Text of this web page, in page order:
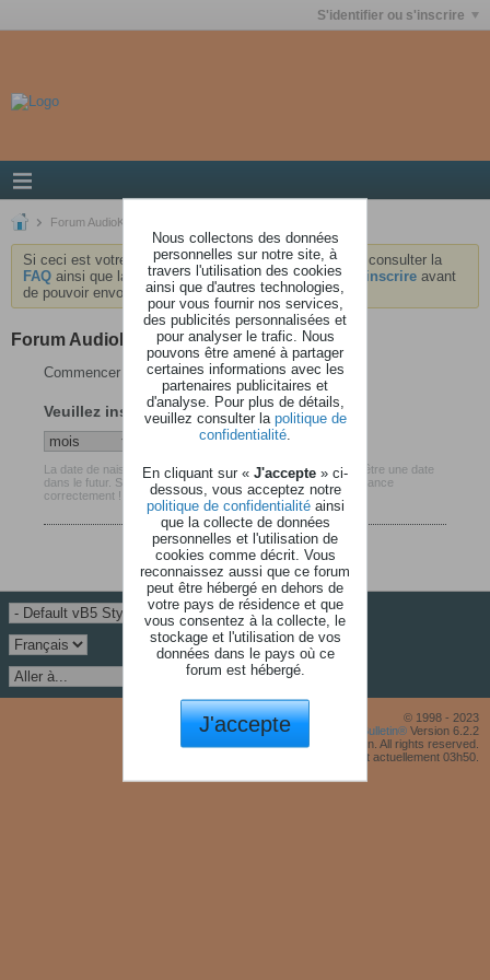
S'identifier ou s'inscrire
Forum AudioKeys
Si ceci est votre première visite, nous vous invitons à consulter la
FAQ ainsi que la chartedu forum . Vous devrez vous inscrire avant
de pouvoir envoyer des messages.
Forum AudioKeys
Commencer votre inscription
Veuillez insérer votre date de naissance
La date de naissance que vous avez renseigné ne peut pas être une date
dans le futur. Soyez certain d'avoir inséré votre date de naissance
correctement !
© 1998 - 2023
Powered by
vBulletin® Version 6.2.2
Copyright © 2026 MH Sub I, LLC dba vBulletin. All rights reserved.
Fuseau horaire GMT +1. Il est actuellement 03h50.
Nous collectons des données
personnelles sur notre site, à
travers l'utilisation des cookies
ainsi que d'autres technologies,
pour vous fournir nos services,
des publicités personnalisées et
pour analyser le trafic. Nous
pouvons être amené à partager
certaines informations avec les
partenaires publicitaires et
d'analyse. Pour plus de détails,
veuillez consulter la politique de
confidentialité
En cliquant sur « J'accepte » ci-
dessous, vous acceptez notre
politique de confidentialitéainsi
que la collecte de données
personnelles et l'utilisation de
cookies comme décrit. Vous
reconnaissez aussi que ce forum
peut être hébergé en dehors de
votre pays de résidence et que
vous consentez à la collecte, le
stockage et l'utilisation de vos
données dans le pays où ce
forum est hébergé.
J'accepte